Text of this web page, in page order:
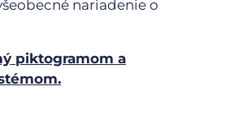
nariadenie o
piktogramom a